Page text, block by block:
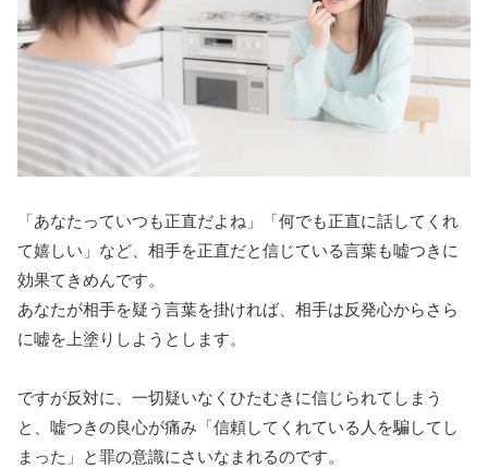
「あなたっていつも正直だよね」「何でも正直に話してくれ
て嬉しい」など、相手を正直だと信じている言葉も嘘つきに
効果てきめんです。
あなたが相手を疑う言葉を掛ければ、相手は反発心からさら
に嘘を上塗りしようとします。
ですが反対に、一切疑いなくひたむきに信じられてしまう
と、嘘つきの良心が痛み「信頼してくれている人を騙してし
まった」と罪の意識にさいなまれるのです。